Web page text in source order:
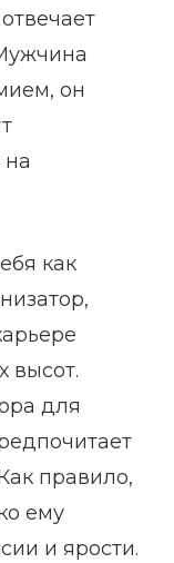
он
на
как
высот.
для
правило,
ему
и ярости.